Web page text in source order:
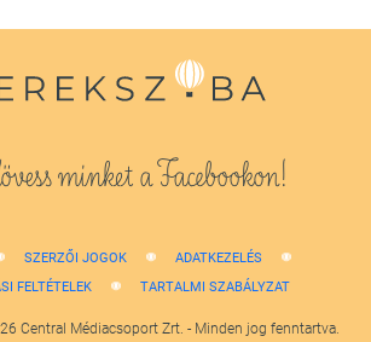
minket a Facebookon!
SZERZŐI JOGOK
ADATKEZELÉS
FELTÉTELEK
TARTALMI SZABÁLYZAT
Central Médiacsoport Zrt. - Minden jog fenntartva.